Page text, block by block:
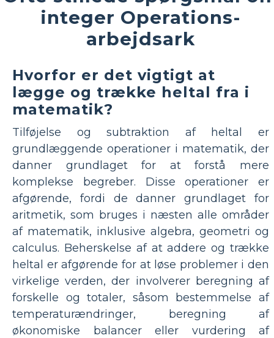
integer Operations-
arbejdsark
Hvorfor er det vigtigt at
lægge og trække heltal fra i
matematik?
Tilføjelse og subtraktion af heltal er
grundlæggende operationer i matematik, der
danner grundlaget for at forstå mere
komplekse begreber. Disse operationer er
afgørende, fordi de danner grundlaget for
aritmetik, som bruges i næsten alle områder
af matematik, inklusive algebra, geometri og
calculus. Beherskelse af at addere og trække
heltal er afgørende for at løse problemer i den
virkelige verden, der involverer beregning af
forskelle og totaler, såsom bestemmelse af
temperaturændringer, beregning af
økonomiske balancer eller vurdering af